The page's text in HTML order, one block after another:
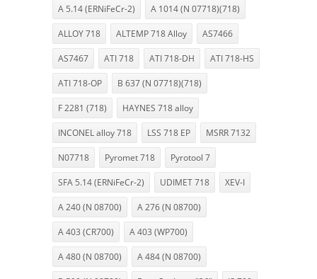
A 5.14 (ERNiFeCr-2) A 1014 (N 07718)(718)
ALLOY 718 ALTEMP 718 Alloy AS7466
AS7467 ATI 718 ATI 718-DH ATI 718-HS
ATI 718-OP B 637 (N 07718)(718)
F 2281 (718) HAYNES 718 alloy
INCONEL alloy 718 LSS 718 EP MSRR 7132
N07718 Pyromet 718 Pyrotool 7
SFA 5.14 (ERNiFeCr-2) UDIMET 718 XEV-I
A 240 (N 08700) A 276 (N 08700)
A 403 (CR700) A 403 (WP700)
A 480 (N 08700) A 484 (N 08700)